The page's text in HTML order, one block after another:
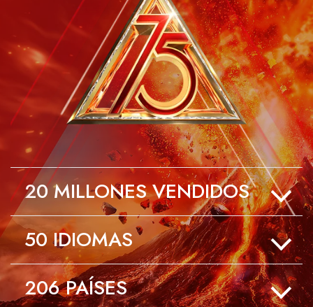
20MILLONES VENDIDOS
50IDIOMAS
206PAÍSES